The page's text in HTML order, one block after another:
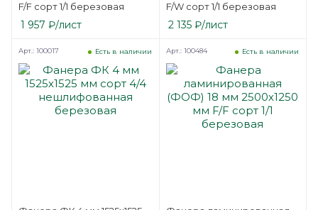
F/F сорт 1/1 березовая
1 957 ₽/лист
F/W сорт 1/1 березовая
2 135₽/лист
Есть в наличии
Арт.: 100017 Есть в наличии
Арт.: 100484